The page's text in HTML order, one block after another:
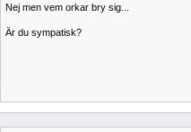
Nej men vem orkar bry sig...
Är du sympatisk?